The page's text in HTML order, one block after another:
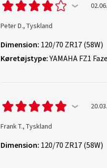
Peter D., Tyskland
Dimension: 120/70 ZR17 (58W)
Køretøjstype:YAMAHA FZ1
Frank T., Tyskland
Dimension: 120/70 ZR17 (58W)